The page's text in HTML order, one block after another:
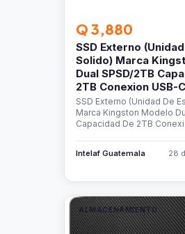
Q 3,880
SSD Externo
Solido) Marca
Dual SPSD/2TB
2TB Conexion USB-
SSD Externo (Unidad De
Marca Kingston Modelo
Capacidad De 2TB
Intelaf Guatemala 28
ALMACENAMIENTO